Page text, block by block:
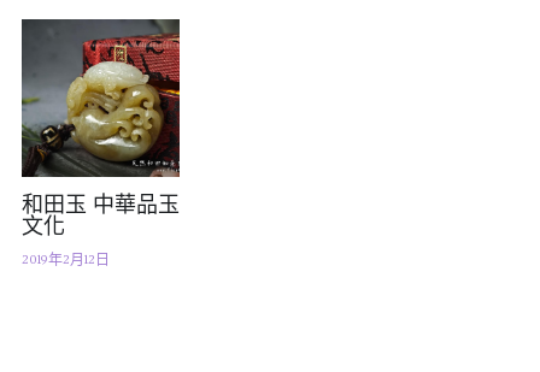
和田玉 中華品玉
文化
2019年2月12日